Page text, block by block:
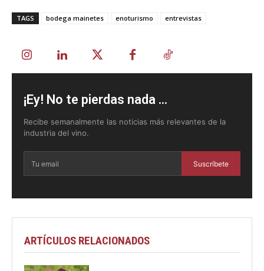
TAGS bodega mainetes enoturismo entrevistas
¡Ey! No te pierdas nada ...
Recibe semanalmente las noticias más relevantes de la
industria del vino.
Suscríbete
ARTÍCULOS RELACIONADOS